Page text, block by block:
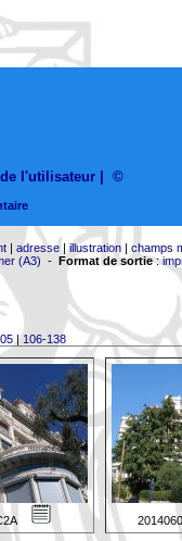
l'utilisateur ©
| adresse|illustration| champs
(A3) - Format de sortie:
|106-138